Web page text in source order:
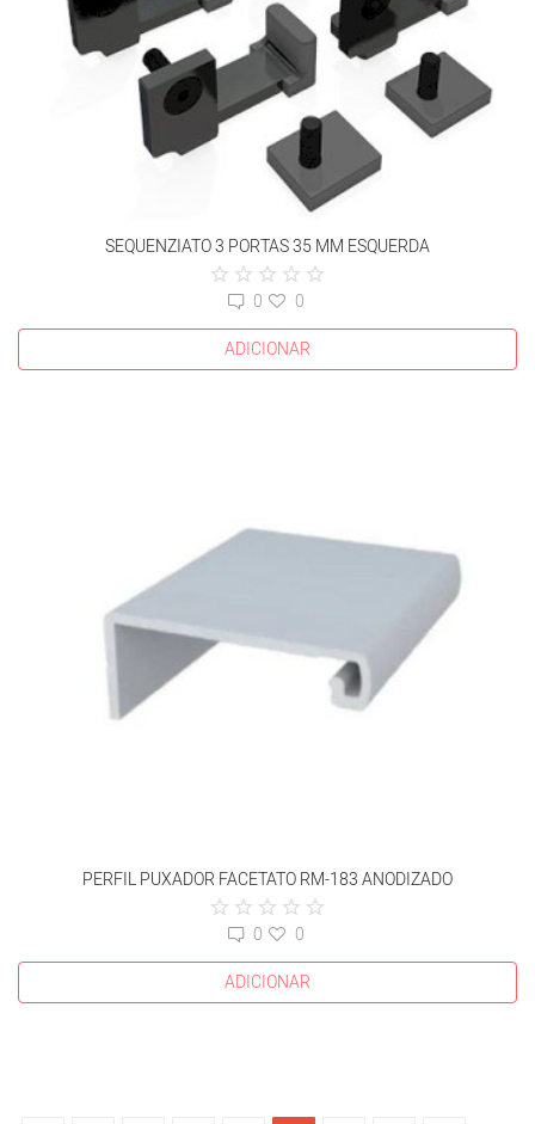
SEQUENZIATO 3 PORTAS 35 MM ESQUERDA
0
0
ADICIONAR
PERFIL PUXADOR FACETATO RM-183 ANODIZADO
0
0
ADICIONAR